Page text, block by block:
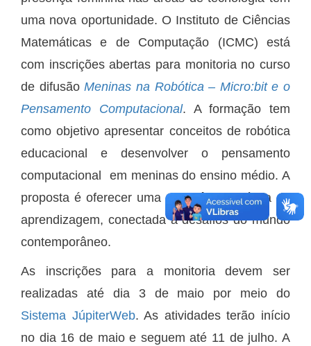
uma nova oportunidade. O Instituto de Ciências
Matemáticas e de Computação (ICMC) está
com inscrições abertas para monitoria no curso
de difusãoMeninas na Robótica – Micro:bit e o
Pensamento Computacional. A formação tem
como objetivo apresentar conceitos de robótica
educacional e desenvolver o pensamento
computacional em meninas do ensino médio. A
proposta é oferecer uma experiência prática de
aprendizagem, conectada a desafios do mundo
contemporâneo.
As inscrições para a monitoria devem ser
realizadas até dia 3 de maio por meio do
Sistema JúpiterWeb. As atividades terão início
no dia 16 de maio e seguem até 11 de julho. A